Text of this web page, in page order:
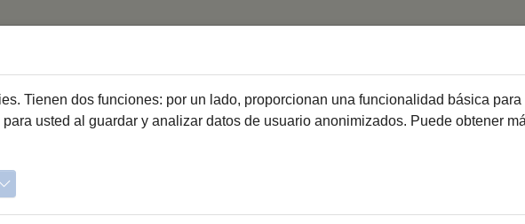
Voluntariado Haz Voluntariado Relación de entidades de voluntariado
Taller de adultos
Tienen dos funciones: por un lado, proporcionan una funcionalidad básica
usted al guardar y analizar datos de usuario anonimizados. Puede obtener